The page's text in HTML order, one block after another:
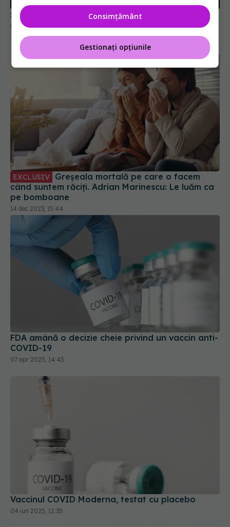
21 mai 2025, 09:40
EXCLUSIV
Greșeala mortală pe care o facem
când suntem răciți. Adrian Marinescu: Le luăm ca
pe bomboane
14 dec 2023, 15:44
FDA amână o decizie cheie privind un vaccin anti-
Vaccinul COVID Moderna, testat cu placebo
04 iun 2025, 12:35
Consimțământ
Gestionați opțiunile